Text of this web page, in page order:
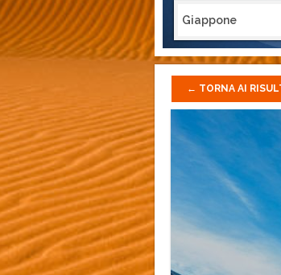
← TORNA AI